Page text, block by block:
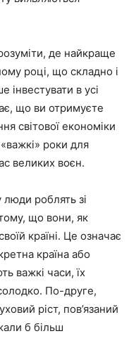
де найкраще
році, що складно і
інвестувати в усі
що ви отримуєте
світової економіки
роки для
великих воєн.
роблять зі
що вони, як
країні. Це означає
країна або
важкі часи, їх
По-друге,
ріст, пов’язаний
б більш